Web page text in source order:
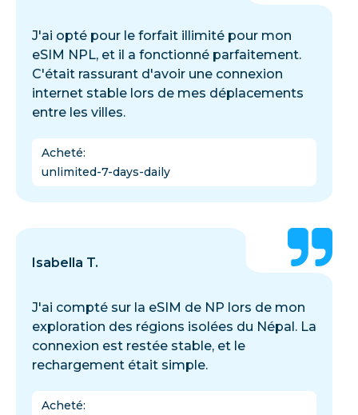
J'ai opté pour le forfait illimité pour mon
eSIM NPL, et il a fonctionné parfaitement.
C'était rassurant d'avoir une connexion
internet stable lors de mes déplacements
entre les villes.
Acheté:
unlimited-7-days-daily
Isabella T.
J'ai compté sur la eSIM de NP lors de mon
exploration des régions isolées du Népal. La
connexion est restée stable, et le
rechargement était simple.
Acheté: